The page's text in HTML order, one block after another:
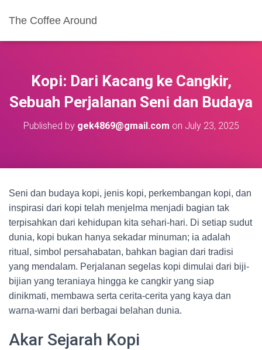
The Coffee Around
Kopi: Dari Kacang ke Cangkir,
Sebuah Perjalanan Seni dan Budaya
Published by gek4869@gmail.com on July 23, 2025
Seni dan budaya kopi, jenis kopi, perkembangan kopi, dan
inspirasi dari kopi telah menjelma menjadi bagian tak
terpisahkan dari kehidupan kita sehari-hari. Di setiap sudut
dunia, kopi bukan hanya sekadar minuman; ia adalah
ritual, simbol persahabatan, bahkan bagian dari tradisi
yang mendalam. Perjalanan segelas kopi dimulai dari biji-
bijian yang teraniaya hingga ke cangkir yang siap
dinikmati, membawa serta cerita-cerita yang kaya dan
warna-warni dari berbagai belahan dunia.
Akar Sejarah Kopi